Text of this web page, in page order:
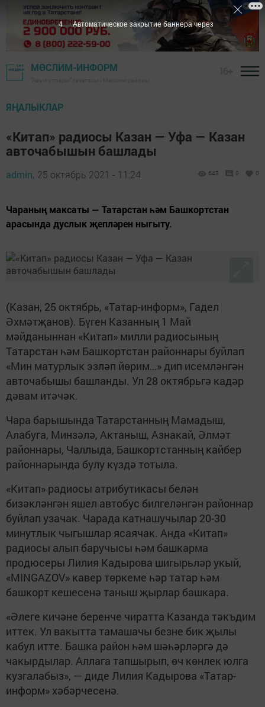
МӨСЛИМ-ИНФОРМ
ЯҢАЛЫКЛАР
«Китап» радиосы Казан — Уфа — Казан
авточабышын башлады
admin, 25 октябрь 2021 - 11:24 643 0 0
Чараның максаты — Татарстан һәм Башкортстан
арасында дуслык җепләрен ныгыту.
(Казан, 25 октябрь, «Татар-информ», Гадел
Әхмәтҗанов). Бүген Казанның 1 Май
мәйданыннан «Китап» милли радиосының
Татарстан һәм Башкортстан районнары буйлап
«Мин матурлык эзләп йөрим…» дип исемләнгән
авточабышы башланды. Ул 28 октябрьгә кадәр
дәвам итәчәк.
Чара барышында Татарстанның Мамадыш,
Алабуга, Минзәлә, Актаныш, Азнакай, Әлмәт
районнары, Чаллыда, Башкортстанның кайбер
районнарында булу күздә тотыла.
«Китап» радиосы атрибутикасы белән
бизәкләнгән яшел автобус билгеләнгән районнар
буйлап узачак. Чарада катнашучылар 20-30
минутлык чыгышлар ясаячак. Анда «Китап»
радиосы алып баручысы һәм башкарма
продюсеры Лилия Кадырова шигырьләр укый,
«MINGAZOV» кавер төркеме һәр татар һәм
башкорт кешесенә таныш җырлар башкара.
«Әлеге кичәне беренче чиратта Казанда тәкъдим
иттек. Ул вакытта тамашачы безне бик җылы
кабул итте. Башка район һәм шәһәрләргә дә
чакырдылар. Аллага тапшырып, өч көнлек юлга
кузгалабыз», — диде Лилия Кадырова «Татар-
информ» хәбәрчесенә.
3 Автоматическое закрытие баннера через